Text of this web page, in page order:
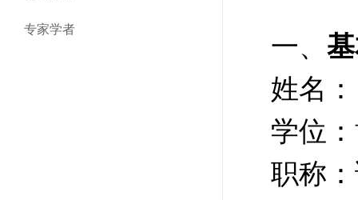
专家学者
一、
姓名
学位
职称